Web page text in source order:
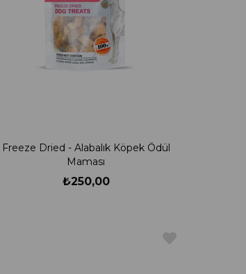
Freeze Dried - Alabalık Köpek Ödül
Maması
₺250,00